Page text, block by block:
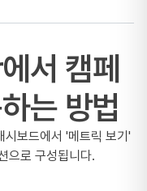
서 캠페
는 방법
시보드에서 '메트릭 보기'
으로 구성됩니다.